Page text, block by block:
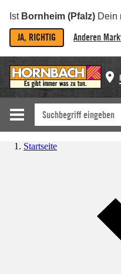
Ist Bornheim (Pfalz) Dein
JA, RICHTIG Anderen
Startseite